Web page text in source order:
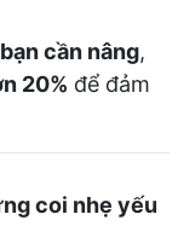
cần nâng,
20% để đảm
coi nhẹ yếu